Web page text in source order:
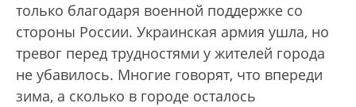
только благодаря военной поддержке со
стороны России. Украинская армия ушла, но
тревог перед трудностями у жителей города
не убавилось. Многие говорят, что впереди
зима, а сколько в городе осталось